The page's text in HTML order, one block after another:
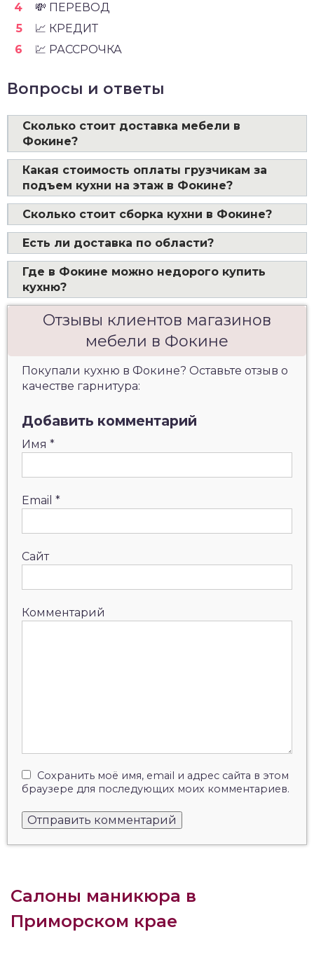
💸 ПЕРЕВОД
📈 КРЕДИТ
💹 РАССРОЧКА
Вопросы и ответы
Сколько стоит доставка мебели в
Фокине?
Какая стоимость оплаты грузчикам за
подъем кухни на этаж в Фокине?
Сколько стоит сборка кухни в Фокине?
Есть ли доставка по области?
Где в Фокине можно недорого купить
кухню?
Отзывы клиентов магазинов
мебели в Фокине
Покупали кухню в Фокине? Оставьте отзыв о
качестве гарнитура:
Добавить комментарий
Имя *
Email *
Сайт
Комментарий
Сохранить моё имя, email и адрес сайта в этом
браузере для последующих моих комментариев.
Салоны маникюра в
Приморском крае